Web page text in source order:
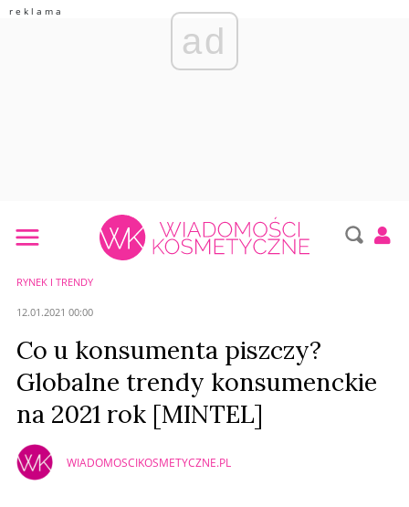
ad
RYNEK I TRENDY
12.01.2021 00:00
Co u konsumenta piszczy?
Globalne trendy konsumenckie
na 2021 rok [MINTEL]
WIADOMOSCIKOSMETYCZNE.PL